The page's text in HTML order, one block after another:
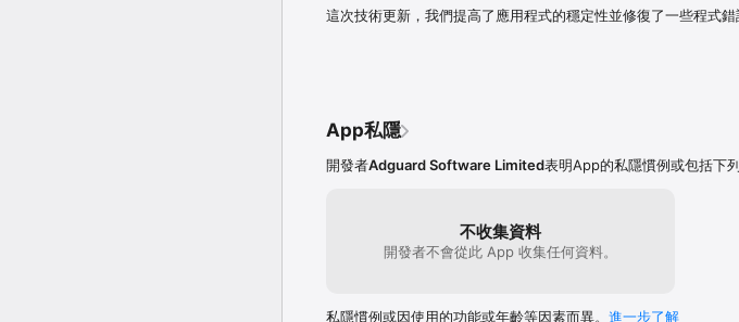
・建立使用者過濾規則
【值得信賴，公開透明】
於 GitHub 完全開放原始碼，每一行程式碼皆可檢視。絕無「可
更乾淨的頁面、更少的干擾、更好的隱私。
AdGuard for iOS 讓您全面掌控 Safari 瀏覽體驗與 DNS 防護。
於 X 追蹤我們 @AdGuardCN
這次技術更新，我們提高了應用程式的穩定性並修復了一些程式錯
App私隱
開發者Adguard Software Limited表明App的私隱慣例或包括下
不收集資料
開發者不會從此 App 收集任何資料。
私隱慣例或因使用的功能或年齡等因素而異。 進一步了解